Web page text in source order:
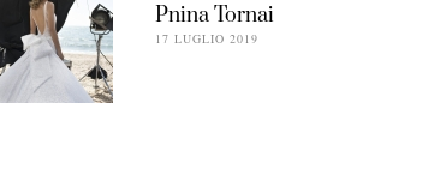
Pnina Tornai
17 LUGLIO 2019